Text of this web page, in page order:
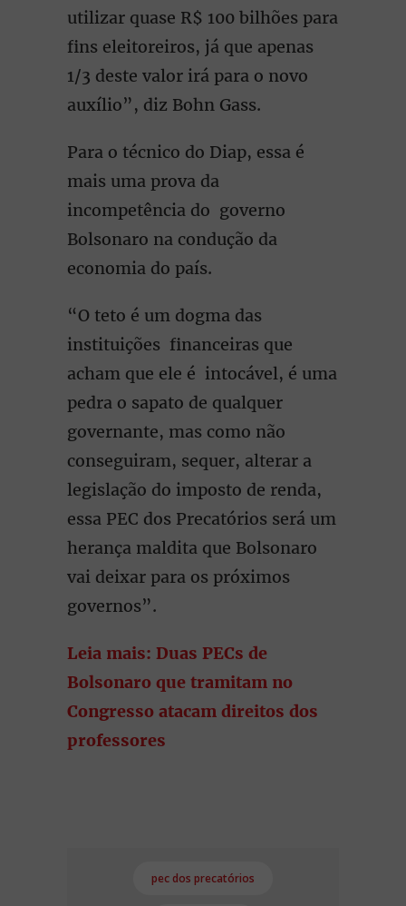
utilizar quase R$ 100 bilhões para
fins eleitoreiros, já que apenas
1/3 deste valor irá para o novo
auxílio”, diz Bohn Gass.
Para o técnico do Diap, essa é
mais uma prova da
incompetência do governo
Bolsonaro na condução da
economia do país.
“O teto é um dogma das
instituições financeiras que
acham que ele é intocável, é uma
pedra o sapato de qualquer
governante, mas como não
conseguiram, sequer, alterar a
legislação do imposto de renda,
essa PEC dos Precatórios será um
herança maldita que Bolsonaro
vai deixar para os próximos
governos”.
Leia mais: Duas PECs de
Bolsonaro que tramitam no
Congresso atacam direitos dos
professores
pec dos precatórios